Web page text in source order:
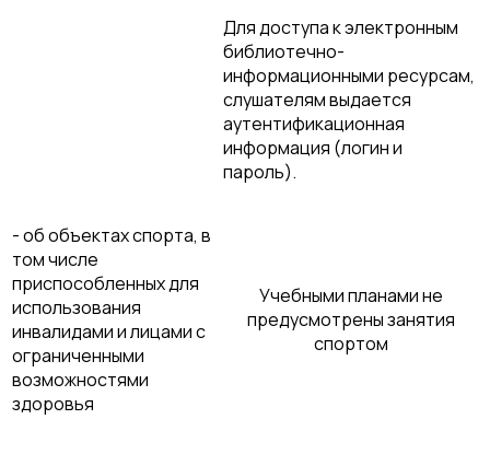
Для доступа к электронным
библиотечно-
информационными ресурсам,
слушателям выдается
аутентификационная
информация (логин и
пароль).
- об объектах спорта, в
том числе
приспособленных для
использования
инвалидами и лицами с
ограниченными
возможностями
здоровья
Учебными планами не
предусмотрены занятия
спортом